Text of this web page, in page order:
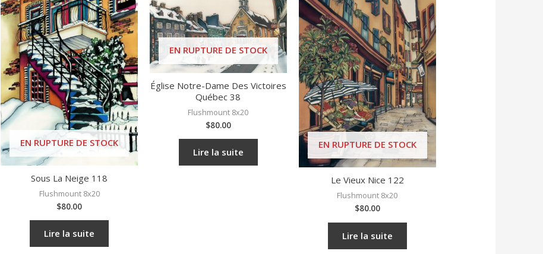
EN RUPTURE DE STOCK
Sous La Neige 118
Flushmount 8x20
$80.00
Lire la suite
EN RUPTURE DE STOCK
Église Notre-Dame Des Victoires
Québec 38
Flushmount 8x20
$80.00
Lire la suite
EN RUPTURE DE STOCK
Le Vieux Nice 122
Flushmount 8x20
$80.00
Lire la suite